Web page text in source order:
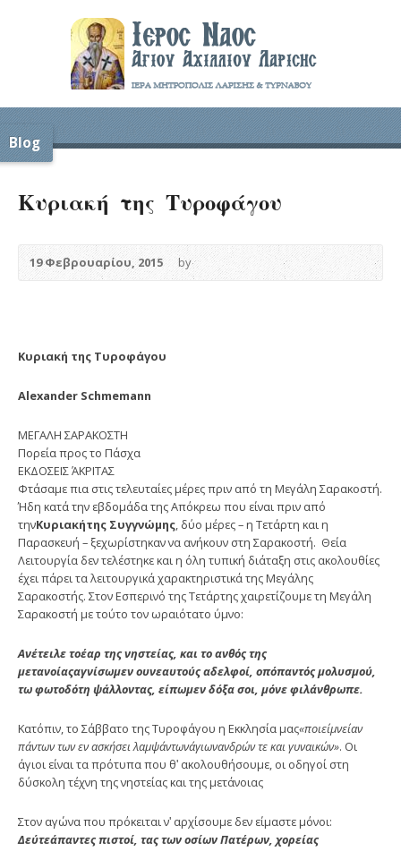
Blog
Κυριακή της Τυροφάγου
19 Φεβρουαρίου, 2015 by
Κυριακή της Τυροφάγου
Alexander Schmemann
ΜΕΓΑΛΗ ΣΑΡΑΚΟΣΤΗ
Πορεία προς το Πάσχα
ΕΚΔΟΣΕΙΣ ΆΚΡΙΤΑΣ
Φτάσαμε πια στις τελευταίες μέρες πριν από τη Μεγάλη Σαρακοστή.
Ήδη κατά την εβδομάδα της Απόκρεω που είναι πριν από
τηνΚυριακήτης Συγγνώμης, δύο μέρες – η Τετάρτη και η
Παρασκευή – ξεχωρίστηκαν να ανήκουν στη Σαρακοστή. Θεία
Λειτουργία δεν τελέστηκε και η όλη τυπική διάταξη στις ακολουθίες
έχει πάρει τα λειτουργικά χαρακτηριστικά της Μεγάλης
Σαρακοστής. Στον Εσπερινό της Τετάρτης χαιρετίζουμε τη Μεγάλη
Σαρακοστή με τούτο τον ωραιότατο ύμνο:
Ανέτειλε τοέαρ της νηστείας, και το ανθός της
μετανοίαςαγνίσωμεν ουνεαυτούς αδελφοί, οπόπαντός μολυσμού,
τω φωτοδότη ψάλλοντας, είπωμεν δόξα σοι, μόνε φιλάνθρωπε.
Κατόπιν, το Σάββατο της Τυροφάγου η Εκκλησία μας«ποιείμνείαν
πάντων των εν ασκήσει λαμψάντωνάγιωνανδρών τε και γυναικών». Οι
άγιοι είναι τα πρότυπα που θʹ ακολουθήσουμε, οι οδηγοί στη
δύσκολη τέχνη της νηστείας και της μετάνοιας
Στον αγώνα που πρόκειται νʹ αρχίσουμε δεν είμαστε μόνοι:
Δεύτεάπαντες πιστοί, τας των οσίων Πατέρων, χορείας